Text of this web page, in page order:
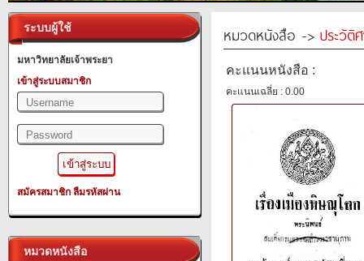
ระบบผู้ใช้
มหาวิทยาลัยเจ้าพระยา
เข้าสู่ระบบสมาชิก
สมัครสมาชิก ลืมรหัสผ่าน
หมวดหนังสือ
หมวดหนังสือ -> ประวัติ
คะแนนหนังสือ :
คะแนนเฉลี่ย : 0.00